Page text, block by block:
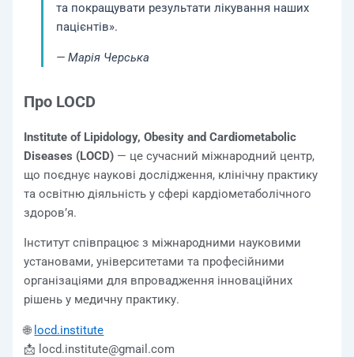
та покращувати результати лікування наших
пацієнтів».
— Марія Черська
Про LOCD
Institute of Lipidology, Obesity and Cardiometabolic
Diseases (LOCD) — це сучасний міжнародний центр,
що поєднує наукові дослідження, клінічну практику
та освітню діяльність у сфері кардіометаболічного
здоров’я.
Інститут співпрацює з міжнародними науковими
установами, університетами та професійними
організаціями для впровадження інноваційних
рішень у медичну практику.
🌐 locd.institute
📩 locd.institute@gmail.com